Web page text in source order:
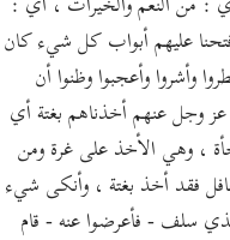
: من النعم والخيرات ، أي :
عليهم أبواب كل شيء كان
وأشروا وأعجبوا وظنوا أن
عز وجل عنهم أخذناهم بغتة أي
، وهي الأخذ على غرة ومن
فقد أخذ بغتة ، وأنكى شيء
سلف - فأعرضوا عنه - قام